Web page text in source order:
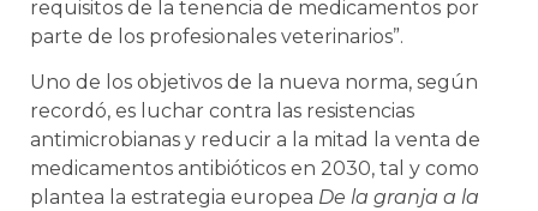
requisitos de la tenencia de medicamentos por
parte de los profesionales veterinarios”.
Uno de los objetivos de la nueva norma, según
recordó, es luchar contra las resistencias
antimicrobianas y reducir a la mitad la venta de
medicamentos antibióticos en 2030, tal y como
plantea la estrategia europea De la granja a la